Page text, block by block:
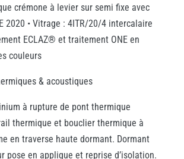
crémone à levier sur semi fixe avec
2020 • Vitrage : 4ITR/20/4 intercalaire
ECLAZ® et traitement ONE en
couleurs
& acoustiques
à rupture de pont thermique
thermique et bouclier thermique à
en traverse haute dormant. Dormant
pose en applique et reprise d’isolation.